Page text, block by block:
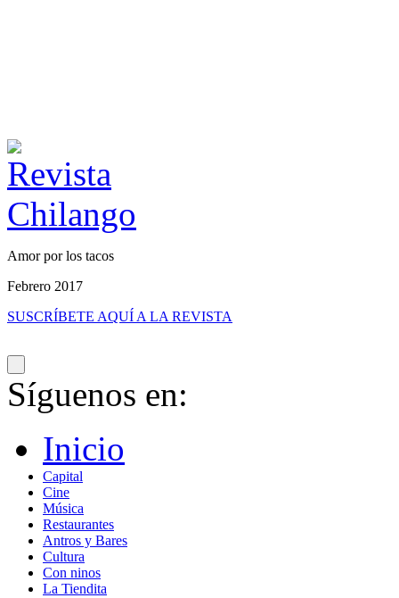
Amor por los tacos
Febrero 2017
SUSCRÍBETE AQUÍ A LA REVISTA
Síguenos en:
Inicio
Capital
Cine
Música
Restaurantes
Antros y Bares
Cultura
Con ninos
La Tiendita